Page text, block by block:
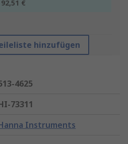
92,51 €
hinzufügen
4625
73311
Instruments